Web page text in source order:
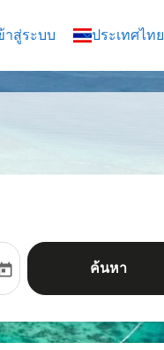
าสู่ระบบ ประเทศไทย
keyboard_arrow_down
aria-label
ค้นหา